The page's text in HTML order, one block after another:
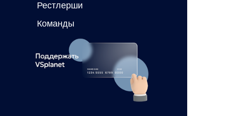
Рестлерши
Команды